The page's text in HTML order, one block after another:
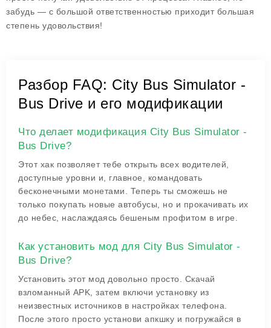
забудь — с большой ответственностью приходит большая
степень удовольствия!
Разбор FAQ: City Bus Simulator -
Bus Drive и его модификации
Что делает модификация City Bus Simulator -
Bus Drive?
Этот хак позволяет тебе открыть всех водителей,
доступные уровни и, главное, командовать
бесконечными монетами. Теперь ты сможешь не
только покупать новые автобусы, но и прокачивать их
до небес, наслаждаясь бешеным профитом в игре.
Как установить мод для City Bus Simulator -
Bus Drive?
Установить этот мод довольно просто. Скачай
взломанный APK, затем включи установку из
неизвестных источников в настройках телефона.
После этого просто установи апкшку и погружайся в